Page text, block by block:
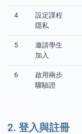
4
設定課程
隱私
5
邀請學生
加入
6
啟用兩步
驟驗證
2. 登入與註冊